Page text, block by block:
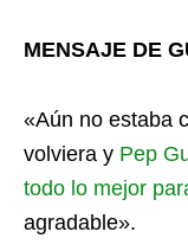
MENSAJE DE
«Aún no estaba
volviera y Pep
todo lo mejor
agradable».